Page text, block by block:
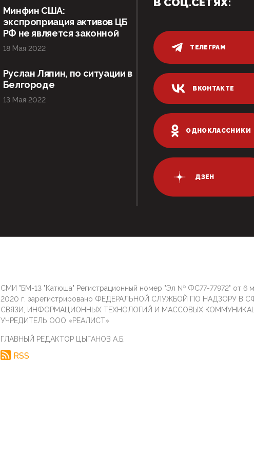
Минфин США:
экспроприация активов ЦБ
РФ не является законной
18 Мая 2022
Руслан Ляпин, по ситуации в
Белгороде
13 Мая 2022
ТЕЛЕГРАМ
ВКОНТАКТЕ
ОДНОКЛАССНИКИ
ДЗЕН
СМИ "БМ-13 "Катюша" Регистрационный номер "Эл № ФС77-77972" от 6
2020 г. зарегистрировано ФЕДЕРАЛЬНОЙ СЛУЖБОЙ ПО НАДЗОРУ В
СВЯЗИ, ИНФОРМАЦИОННЫХ ТЕХНОЛОГИЙ И МАССОВЫХ
УЧРЕДИТЕЛЬ ООО «РЕАЛИСТ»
ГЛАВНЫЙ РЕДАКТОР ЦЫГАНОВ А.Б.
RSS